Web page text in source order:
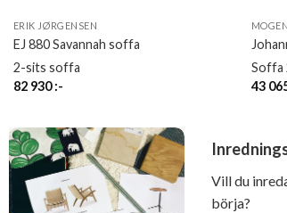
ERIK JØRGENSEN
EJ 880 Savannah soffa
2-sits soffa
82 930:-
Soffa
43
Vill du
börja?